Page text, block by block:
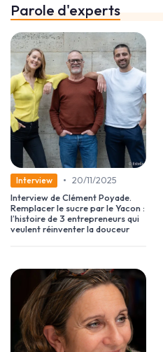
Parole d'experts
Interview • 20/11/2025
Interview de Clément Poyade.
Remplacer le sucre par le Yacon :
l’histoire de 3 entrepreneurs qui
veulent réinventer la douceur